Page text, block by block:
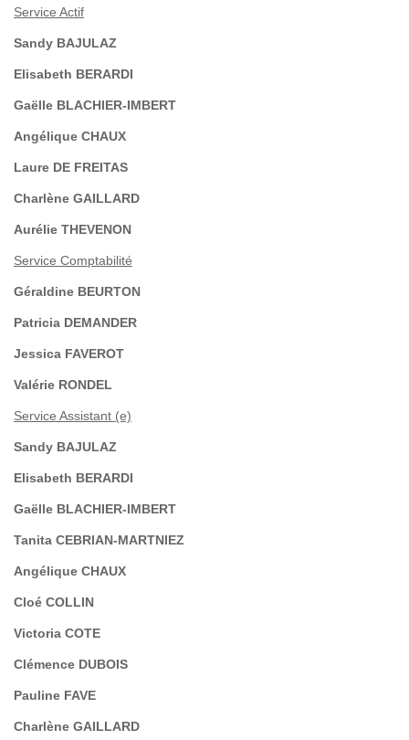
Service Actif
Sandy BAJULAZ
Elisabeth BERARDI
Gaëlle BLACHIER-IMBERT
Angélique CHAUX
Laure DE FREITAS
Charlène GAILLARD
Aurélie THEVENON
Service Comptabilité
Géraldine BEURTON
Patricia DEMANDER
Jessica FAVEROT
Valérie RONDEL
Service Assistant (e)
Sandy BAJULAZ
Elisabeth BERARDI
Gaëlle BLACHIER-IMBERT
Tanita CEBRIAN-MARTNIEZ
Angélique CHAUX
Cloé COLLIN
Victoria COTE
Clémence DUBOIS
Pauline FAVE
Charlène GAILLARD